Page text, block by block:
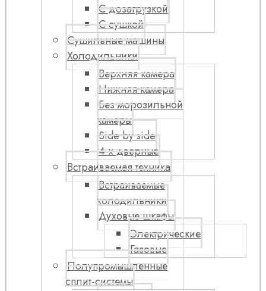
С дозагрузкой
С сушкой
Сушильные машины
Холодильники
Верхняя камера
Нижняя камера
Без морозильной
камеры
Side by side
4-х дверные
Встраиваемая техника
Встраиваемые
холодильники
Духовые шкафы
Электрические
Газовые
Полупромышленные
сплит-системы